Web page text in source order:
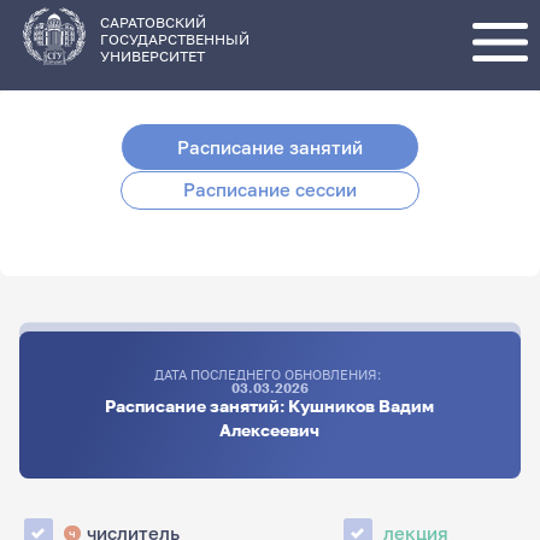
основному
содержанию
САРАТОВСКИЙ
ГОСУДАРСТВЕННЫЙ
УНИВЕРСИТЕТ
Расписание занятий
Расписание сессии
ДАТА ПОСЛЕДНЕГО ОБНОВЛЕНИЯ:
03.03.2026
Расписание занятий: Кушников Вадим
Алексеевич
ч числитель
лекция